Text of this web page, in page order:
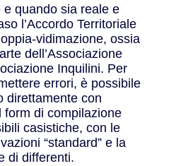
quando sia reale e
l’Accordo Territoriale
vidimazione, ossia
dell’Associazione
Inquilini. Per
errori, è possibile
direttamente con
form di compilazione
casistiche, con le
“standard” e la
di differenti.